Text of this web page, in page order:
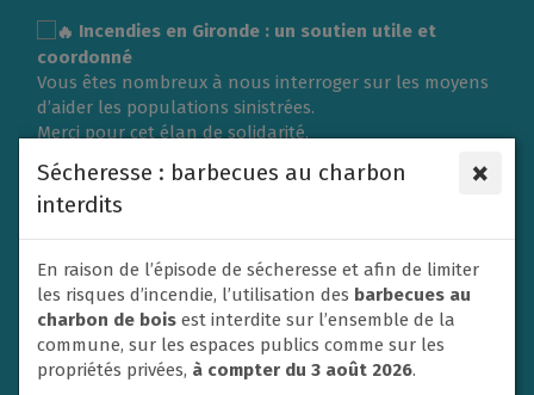
Incendies en Gironde : un soutien utile et
coordonné
Vous êtes nombreux à nous interroger sur les moyens
d’aider les populations sinistrées.
Merci pour cet élan de solidarité.
matériel nécessite une logistique importante et doit
répondre aux besoins exprimés sur place.
des Maires de France (AMF) et à la Protection civile en
privilégiant un soutien financier afin de contribuer
efficacement aux secours et à l’aide apportée aux
victimes.
Un don va donc être adressé dans ce sens par la ville
de Le Rheu à la Protection civile. En effet, les soutiens
×
Sécheresse : barbecues au charbon
interdits
En raison de l’épisode de sécheresse et afin de limiter
les risques d’incendie, l’utilisation des barbecues au
charbon de bois est interdite sur l’ensemble de la
commune, sur les espaces publics comme sur les
propriétés privées, à compter du 3 août 2026.